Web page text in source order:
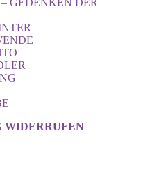
GEDENKEN DER
WIDERRUFEN